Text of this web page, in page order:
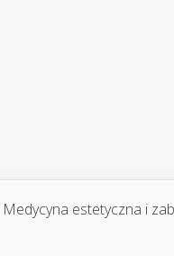
Medycyna estetyczna i